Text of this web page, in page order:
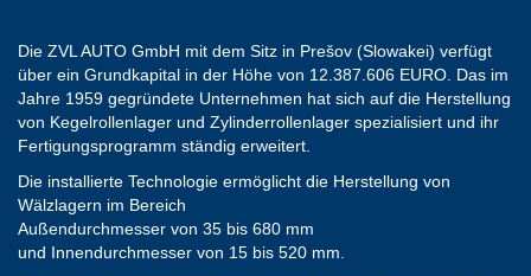
Die ZVL AUTO GmbH mit dem Sitz in Prešov (Slowakei) verfügt
über ein Grundkapital in der Höhe von 12.387.606 EURO. Das im
Jahre 1959 gegründete Unternehmen hat sich auf die Herstellung
von Kegelrollenlager und Zylinderrollenlager spezialisiert und ihr
Fertigungsprogramm ständig erweitert.
Die installierte Technologie ermöglicht die Herstellung von
Wälzlagern im Bereich
Außendurchmesser von 35 bis 680 mm
und Innendurchmesser von 15 bis 520 mm.